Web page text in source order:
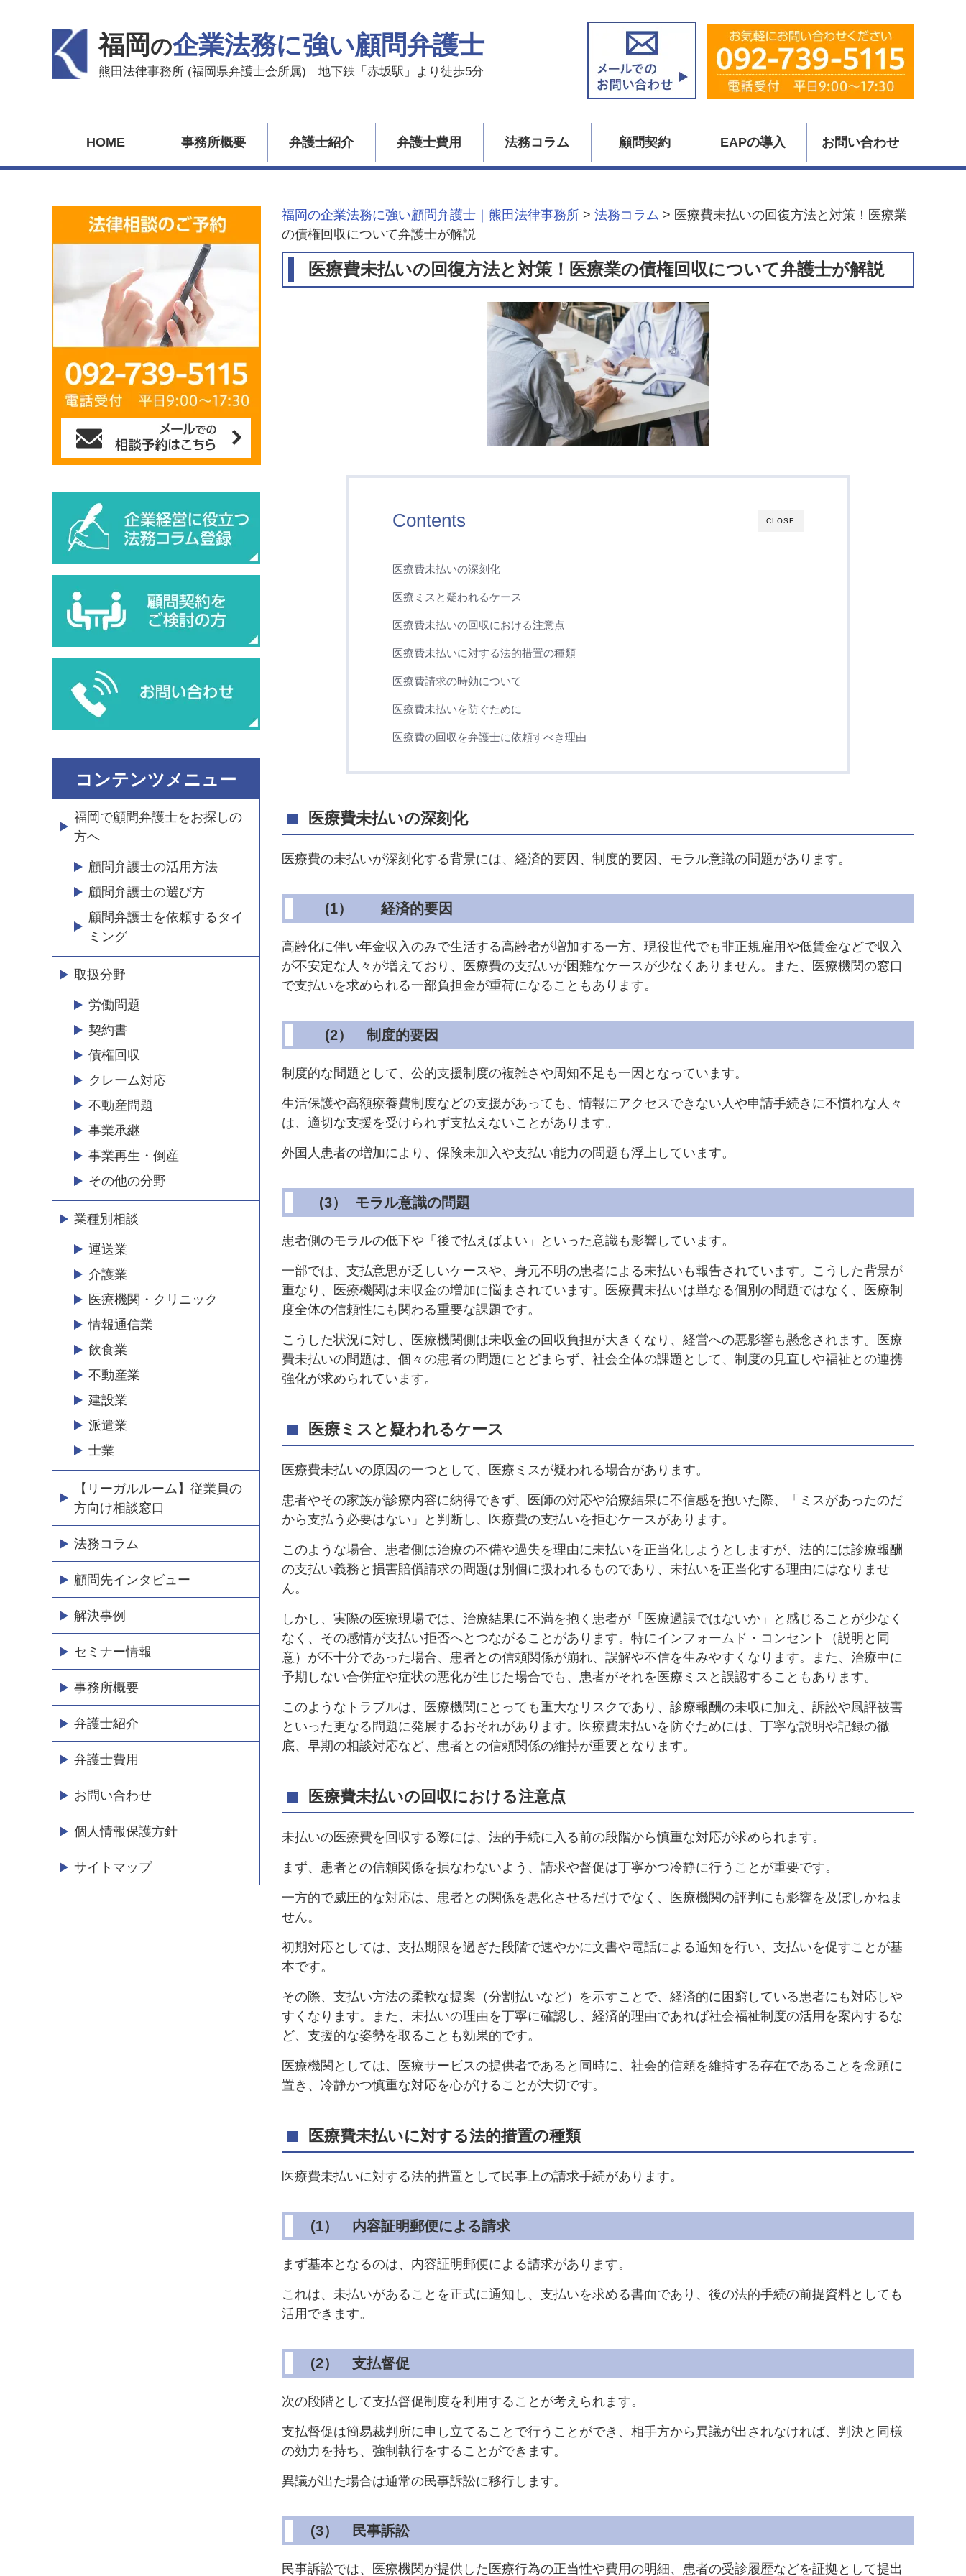
福岡 の企業法務に強い顧問弁護士
熊田法律事務所 (福岡県弁護士会所属) 地下鉄「赤坂駅」より徒歩5分
HOME 事務所概要 弁護士紹介 弁護士費用 法務コラム 顧問契約 EAPの導入 お問い合わせ
福岡の企業法務に強い顧問弁護士｜熊田法律事務所 > 法務コラム > 医療費未払いの回復方法と対策！医療業
の債権回収について弁護士が解説
医療費未払いの回復方法と対策！医療業の債権回収について弁護士が解説
CLOSE
Contents
医療費未払いの深刻化
医療ミスと疑われるケース
医療費未払いの回収における注意点
医療費未払いに対する法的措置の種類
医療費請求の時効について
医療費未払いを防ぐために
医療費の回収を弁護士に依頼すべき理由
医療費未払いの深刻化
医療費の未払いが深刻化する背景には、経済的要因、制度的要因、モラル意識の問題があります。
(1） 経済的要因
高齢化に伴い年金収入のみで生活する高齢者が増加する一方、現役世代でも非正規雇用や低賃金などで収入
が不安定な人々が増えており、医療費の支払いが困難なケースが少なくありません。また、医療機関の窓口
で支払いを求められる一部負担金が重荷になることもあります。
(2） 制度的要因
制度的な問題として、公的支援制度の複雑さや周知不足も一因となっています。
生活保護や高額療養費制度などの支援があっても、情報にアクセスできない人や申請手続きに不慣れな人々
は、適切な支援を受けられず支払えないことがあります。
外国人患者の増加により、保険未加入や支払い能力の問題も浮上しています。
(3） モラル意識の問題
患者側のモラルの低下や「後で払えばよい」といった意識も影響しています。
一部では、支払意思が乏しいケースや、身元不明の患者による未払いも報告されています。こうした背景が
重なり、医療機関は未収金の増加に悩まされています。医療費未払いは単なる個別の問題ではなく、医療制
度全体の信頼性にも関わる重要な課題です。
こうした状況に対し、医療機関側は未収金の回収負担が大きくなり、経営への悪影響も懸念されます。医療
費未払いの問題は、個々の患者の問題にとどまらず、社会全体の課題として、制度の見直しや福祉との連携
強化が求められています。
医療ミスと疑われるケース
医療費未払いの原因の一つとして、医療ミスが疑われる場合があります。
患者やその家族が診療内容に納得できず、医師の対応や治療結果に不信感を抱いた際、「ミスがあったのだ
から支払う必要はない」と判断し、医療費の支払いを拒むケースがあります。
このような場合、患者側は治療の不備や過失を理由に未払いを正当化しようとしますが、法的には診療報酬
の支払い義務と損害賠償請求の問題は別個に扱われるものであり、未払いを正当化する理由にはなりませ
ん。
しかし、実際の医療現場では、治療結果に不満を抱く患者が「医療過誤ではないか」と感じることが少なく
なく、その感情が支払い拒否へとつながることがあります。特にインフォームド・コンセント（説明と同
意）が不十分であった場合、患者との信頼関係が崩れ、誤解や不信を生みやすくなります。また、治療中に
予期しない合併症や症状の悪化が生じた場合でも、患者がそれを医療ミスと誤認することもあります。
このようなトラブルは、医療機関にとっても重大なリスクであり、診療報酬の未収に加え、訴訟や風評被害
といった更なる問題に発展するおそれがあります。医療費未払いを防ぐためには、丁寧な説明や記録の徹
底、早期の相談対応など、患者との信頼関係の維持が重要となります。
医療費未払いの回収における注意点
未払いの医療費を回収する際には、法的手続に入る前の段階から慎重な対応が求められます。
まず、患者との信頼関係を損なわないよう、請求や督促は丁寧かつ冷静に行うことが重要です。
一方的で威圧的な対応は、患者との関係を悪化させるだけでなく、医療機関の評判にも影響を及ぼしかねま
せん。
初期対応としては、支払期限を過ぎた段階で速やかに文書や電話による通知を行い、支払いを促すことが基
本です。
その際、支払い方法の柔軟な提案（分割払いなど）を示すことで、経済的に困窮している患者にも対応しや
すくなります。また、未払いの理由を丁寧に確認し、経済的理由であれば社会福祉制度の活用を案内するな
ど、支援的な姿勢を取ることも効果的です。
医療機関としては、医療サービスの提供者であると同時に、社会的信頼を維持する存在であることを念頭に
置き、冷静かつ慎重な対応を心がけることが大切です。
医療費未払いに対する法的措置の種類
医療費未払いに対する法的措置として民事上の請求手続があります。
(1） 内容証明郵便による請求
まず基本となるのは、内容証明郵便による請求があります。
これは、未払いがあることを正式に通知し、支払いを求める書面であり、後の法的手続の前提資料としても
活用できます。
(2） 支払督促
次の段階として支払督促制度を利用することが考えられます。
支払督促は簡易裁判所に申し立てることで行うことができ、相手方から異議が出されなければ、判決と同様
の効力を持ち、強制執行をすることができます。
異議が出た場合は通常の民事訴訟に移行します。
(3） 民事訴訟
民事訴訟では、医療機関が提供した医療行為の正当性や費用の明細、患者の受診履歴などを証拠として提出
コンテンツメニュー
福岡で顧問弁護士をお探しの
方へ
顧問弁護士の活用方法
顧問弁護士の選び方
顧問弁護士を依頼するタイ
ミング
取扱分野
労働問題
契約書
債権回収
クレーム対応
不動産問題
事業承継
事業再生・倒産
その他の分野
業種別相談
運送業
介護業
医療機関・クリニック
情報通信業
飲食業
不動産業
建設業
派遣業
士業
【リーガルルーム】従業員の
方向け相談窓口
法務コラム
顧問先インタビュー
解決事例
セミナー情報
事務所概要
弁護士紹介
弁護士費用
お問い合わせ
個人情報保護方針
サイトマップ